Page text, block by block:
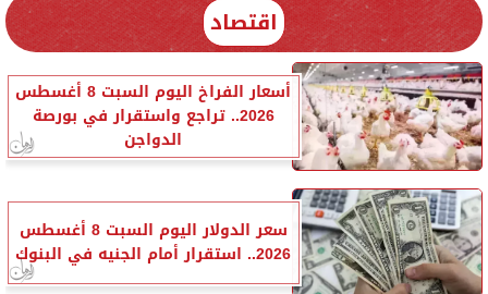
اقتصاد
أسعار الفراخ اليوم السبت 8 أغسطس
2026.. تراجع واستقرار في بورصة
الدواجن
سعر الدولار اليوم السبت 8 أغسطس
2026.. استقرار أمام الجنيه في البنوك